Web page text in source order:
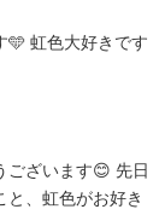
🩵 虹色大好きです
ございます😊 先日
と、虹色がお好き